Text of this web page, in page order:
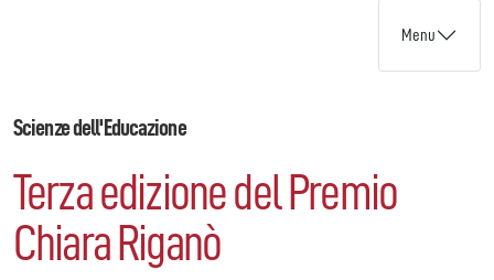
Menu
Scienze dell'Educazione
Terza edizione del Premio
Chiara Riganò